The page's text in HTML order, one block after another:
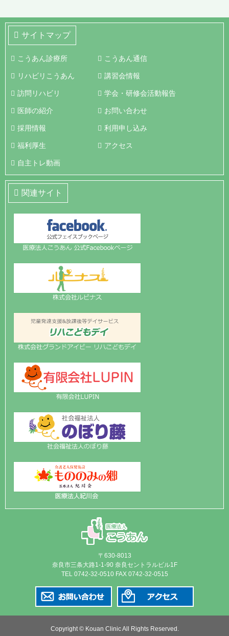
サイトマップ
こうあん診療所
リハビリこうあん
訪問リハビリ
医師の紹介
採用情報
福利厚生
自主トレ動画
こうあん通信
講習会情報
学会・研修会活動報告
お問い合わせ
利用申し込み
アクセス
関連サイト
〒630-8013
奈良市三条大路1-1-90 奈良セントラルビル1F
TEL 0742-32-0510 FAX 0742-32-0515
Copyright © Kouan Clinic All Rights Reserved.